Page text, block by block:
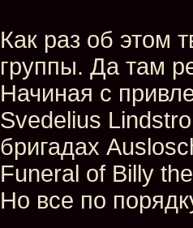
Как раз об этом
группы. Да там
Начиная с
Svedelius
бригадах
Funeral of Billy
Но все по